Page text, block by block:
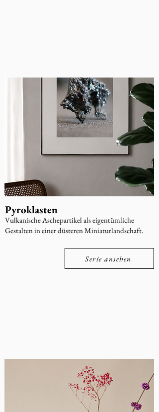
Pyroklasten
Vulkanische Aschepartikel als eigentümliche
Gestalten in einer düsteren Miniaturlandschaft.
Serie ansehen